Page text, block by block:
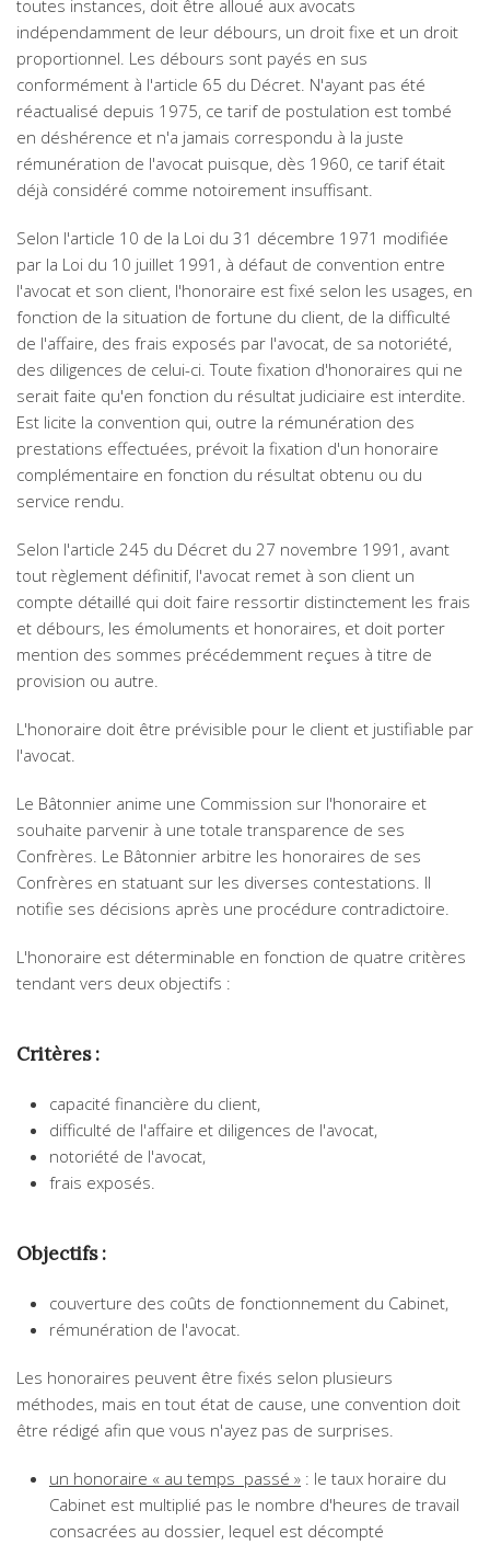
toutes instances, doit être alloué aux avocats
indépendamment de leur débours, un droit fixe et un droit
proportionnel. Les débours sont payés en sus
conformément à l'article 65 du Décret. N'ayant pas été
réactualisé depuis 1975, ce tarif de postulation est tombé
en déshérence et n'a jamais correspondu à la juste
rémunération de l'avocat puisque, dès 1960, ce tarif était
déjà considéré comme notoirement insuffisant.
Selon l'article 10 de la Loi du 31 décembre 1971 modifiée
par la Loi du 10 juillet 1991, à défaut de convention entre
l'avocat et son client, l'honoraire est fixé selon les usages, en
fonction de la situation de fortune du client, de la difficulté
de l'affaire, des frais exposés par l'avocat, de sa notoriété,
des diligences de celui-ci. Toute fixation d'honoraires qui ne
serait faite qu'en fonction du résultat judiciaire est interdite.
Est licite la convention qui, outre la rémunération des
prestations effectuées, prévoit la fixation d'un honoraire
complémentaire en fonction du résultat obtenu ou du
service rendu.
Selon l'article 245 du Décret du 27 novembre 1991, avant
tout règlement définitif, l'avocat remet à son client un
compte détaillé qui doit faire ressortir distinctement les frais
et débours, les émoluments et honoraires, et doit porter
mention des sommes précédemment reçues à titre de
provision ou autre.
L'honoraire doit être prévisible pour le client et justifiable par
l'avocat.
Le Bâtonnier anime une Commission sur l'honoraire et
souhaite parvenir à une totale transparence de ses
Confrères. Le Bâtonnier arbitre les honoraires de ses
Confrères en statuant sur les diverses contestations. Il
notifie ses décisions après une procédure contradictoire.
L'honoraire est déterminable en fonction de quatre critères
tendant vers deux objectifs :
Critères :
capacité financière du client,
difficulté de l'affaire et diligences de l'avocat,
notoriété de l'avocat,
frais exposés.
Objectifs :
couverture des coûts de fonctionnement du Cabinet,
rémunération de l'avocat.
Les honoraires peuvent être fixés selon plusieurs
méthodes, mais en tout état de cause, une convention doit
être rédigé afin que vous n'ayez pas de surprises.
un honoraire « au temps passé » : le taux horaire du
Cabinet est multiplié pas le nombre d'heures de travail
consacrées au dossier, lequel est décompté